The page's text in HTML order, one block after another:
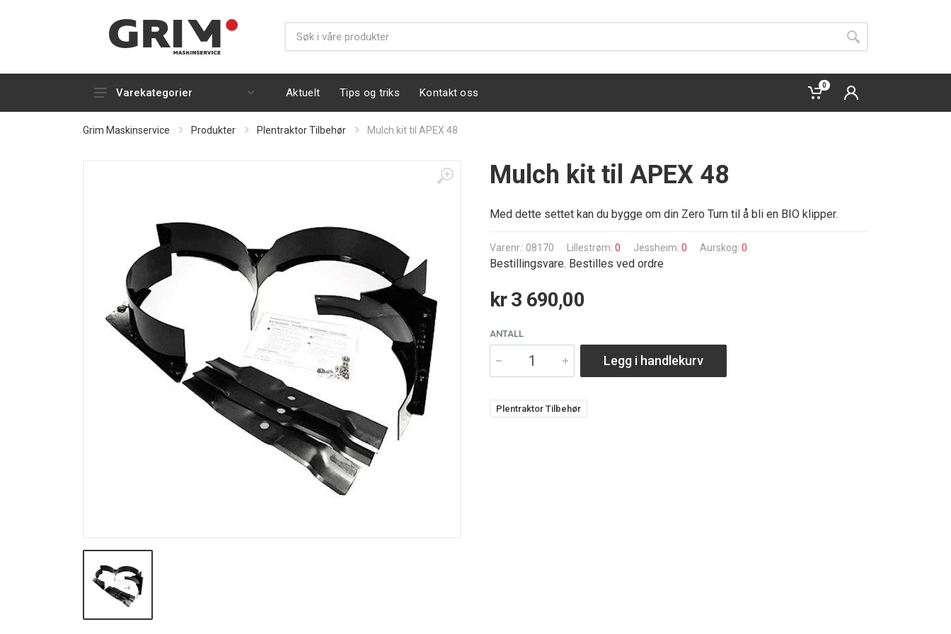
Gress- og plenbearbeiding
Rydding og rengjøring
Kapp og kløyving
Tilhengere og transport
Verneutstyr og fritid
Andre varegrupper
Varekategorier Aktuelt Tips og triks Kontakt oss
0
Grim Maskinservice Produkter Plentraktor Tilbehør Mulch kit til APEX 48
Mulch kit til APEX 48
Med dette settet kan du bygge om din Zero Turn til å bli en BIO klipper.
Varenr.: 08170 Lillestrøm: 0 Jessheim: 0 Aurskog: 0
Bestillingsvare. Bestilles ved ordre
kr 3 690,00
ANTALL
Legg i handlekurv
Plentraktor Tilbehør